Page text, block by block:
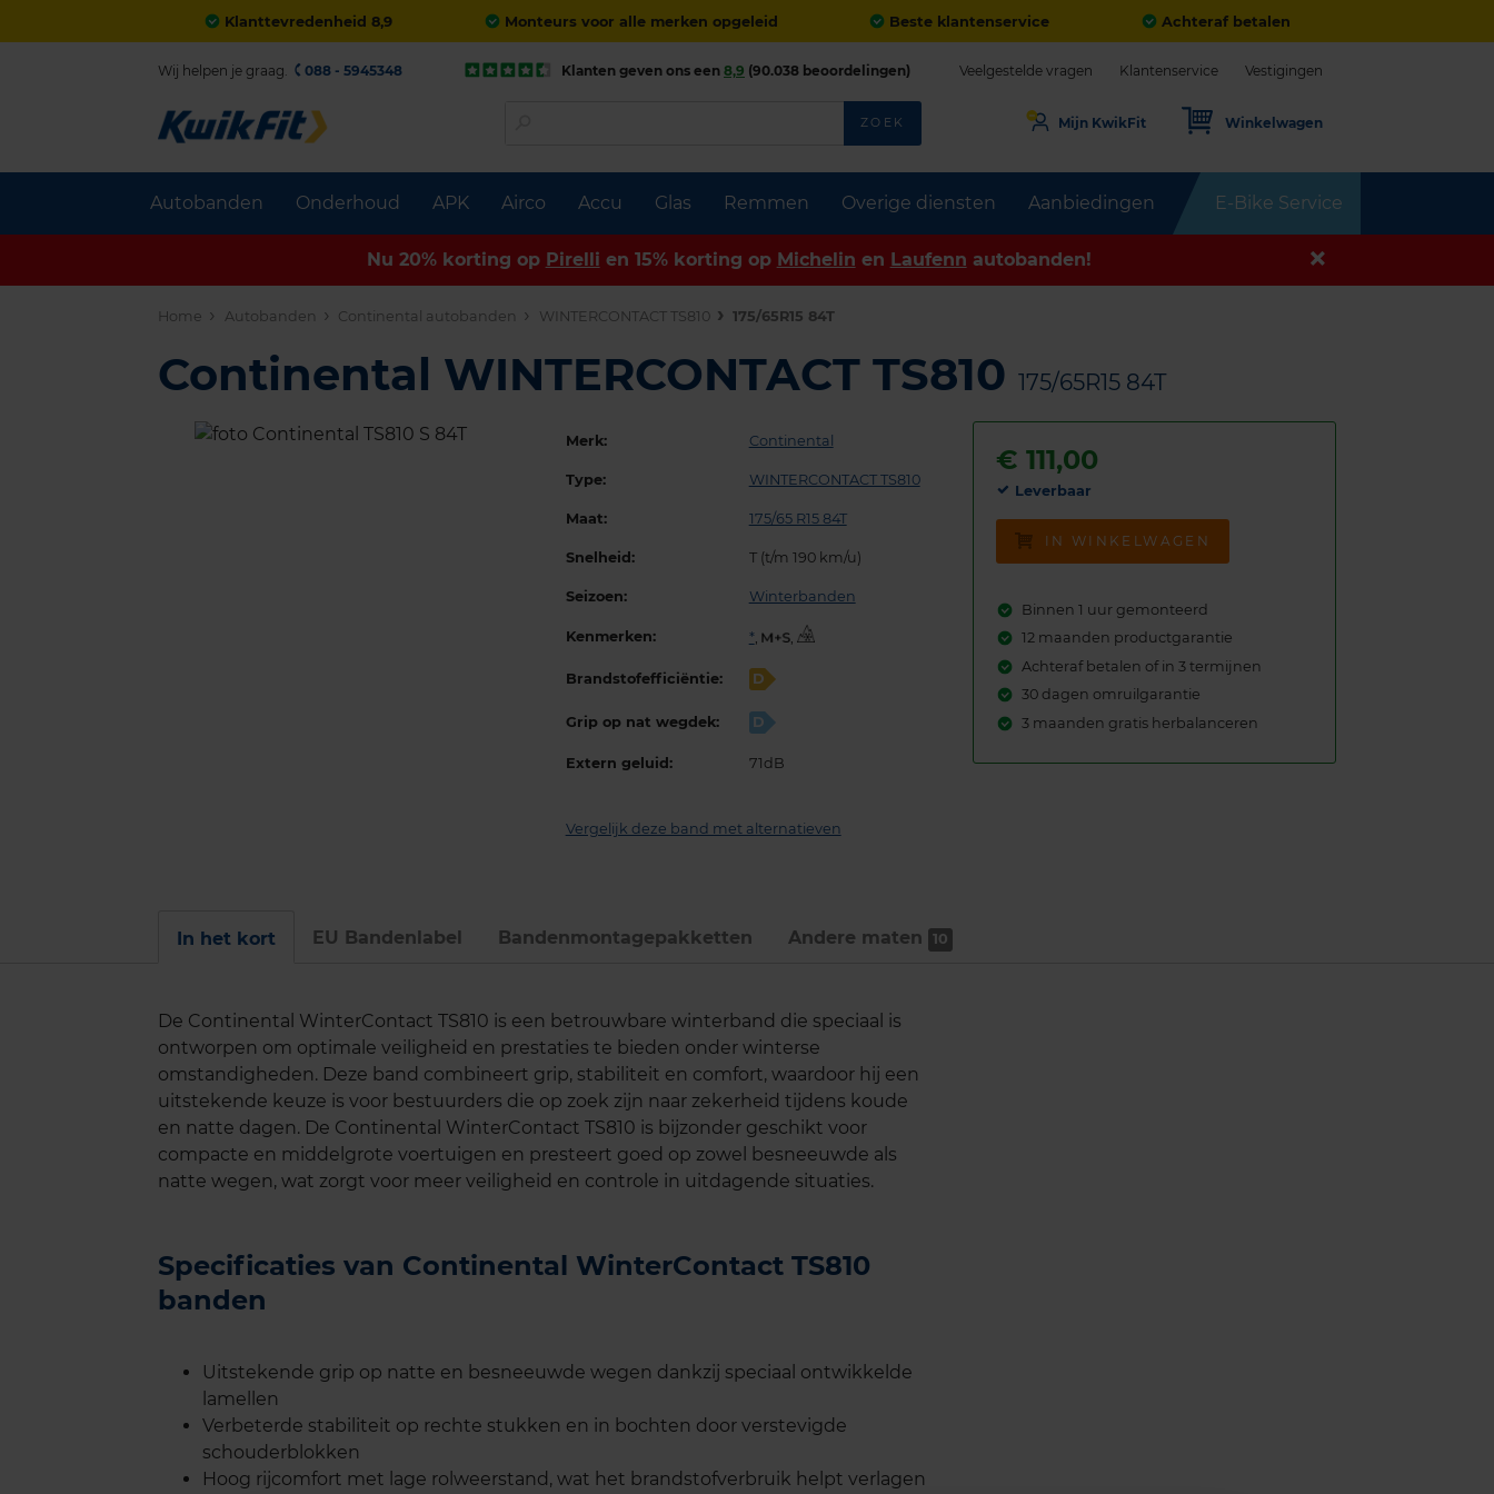
Klanttevredenheid 8,9 Monteurs voor alle merken opgeleid Beste klantenservice Achteraf betalen
Autobanden Onderhoud APK Airco Accu Glas Remmen Overige diensten Aanbiedingen E-Bike Service
Wij helpen je graag. 088 - 5945348 Klanten geven ons een 8,9 (90.038 beoordelingen) Veelgestelde vragen Klantenservice Vestigingen
ZOEK Mijn KwikFit Winkelwagen
Nu 20% korting op Pirelli en 15% korting op Michelin en Laufenn autobanden!
Home Autobanden Continental autobanden WINTERCONTACT TS810 175/65R15 84T
Continental WINTERCONTACT TS810 175/65R15 84T
Merk: Continental
Type: WINTERCONTACT TS810
Maat: 175/65 R15 84T
Snelheid: T (t/m 190 km/u)
Seizoen: Winterbanden
Kenmerken: *, ,
Brandstofefficiëntie: D
Grip op nat wegdek: D
Extern geluid: 71dB
Vergelijk deze band met alternatieven
€111,00
Leverbaar
IN WINKELWAGEN
Binnen 1 uur gemonteerd
12 maanden productgarantie
Achteraf betalen of in 3 termijnen
30 dagen omruilgarantie
3 maanden gratis herbalanceren
In het kort EU Bandenlabel Bandenmontage­pakketten Andere maten 10
De Continental WinterContact TS810 is een betrouwbare winterband die speciaal is
ontworpen om optimale veiligheid en prestaties te bieden onder winterse
omstandigheden. Deze band combineert grip, stabiliteit en comfort, waardoor hij een
uitstekende keuze is voor bestuurders die op zoek zijn naar zekerheid tijdens koude
en natte dagen. De Continental WinterContact TS810 is bijzonder geschikt voor
compacte en middelgrote voertuigen en presteert goed op zowel besneeuwde als
natte wegen, wat zorgt voor meer veiligheid en controle in uitdagende situaties.
Specificaties van Continental WinterContact TS810
banden
Uitstekende grip op natte en besneeuwde wegen dankzij speciaal ontwikkelde
lamellen
Verbeterde stabiliteit op rechte stukken en in bochten door verstevigde
schouderblokken
Hoog rijcomfort met lage rolweerstand, wat het brandstofverbruik helpt verlagen